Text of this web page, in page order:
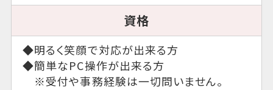
資格
◆明るく笑顔で対応が出来る方
◆簡単なPC操作が出来る方
※受付や事務経験は一切問いません。